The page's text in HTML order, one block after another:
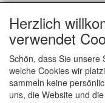
Was sagen andere
Unsere Kunden
und unsere
9,4 (Qualitätsbericht
KONTAKTDATEN
Herzlich
verwendet
Schön, dass Sie unsere
welche Cookies wir
sammeln keine
uns, die Website und